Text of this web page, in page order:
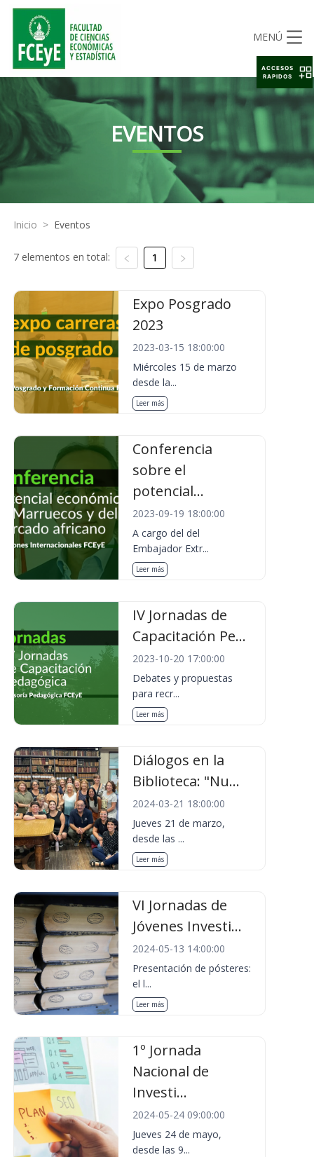
MENÚ
EVENTOS
Inicio > Eventos
7 elementos en total: 1
Expo Posgrado
2023
2023-03-15 18:00:00
Miércoles 15 de marzo
desde la...
Leer más
Conferencia
sobre el
potencial...
2023-09-19 18:00:00
A cargo del del
Embajador Extr...
Leer más
IV Jornadas de
Capacitación Pe...
2023-10-20 17:00:00
Debates y propuestas
para recr...
Leer más
Diálogos en la
Biblioteca: "Nu...
2024-03-21 18:00:00
Jueves 21 de marzo,
desde las ...
Leer más
VI Jornadas de
Jóvenes Investi...
2024-05-13 14:00:00
Presentación de pósteres:
el l...
Leer más
1º Jornada
Nacional de
Investi...
2024-05-24 09:00:00
Jueves 24 de mayo,
desde las 9...
ACCESOS
RAPIDOS